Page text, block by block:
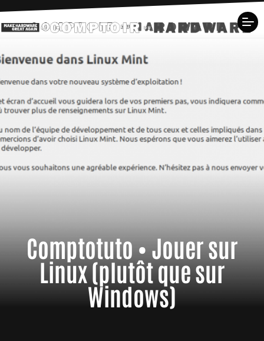
Comptotuto • Jouer sur
Linux (plutôt que sur
Windows)